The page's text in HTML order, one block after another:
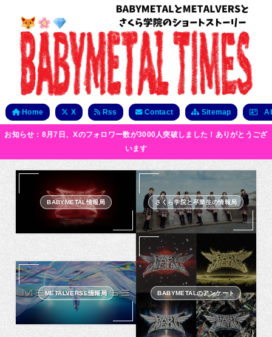
Home X Rss Contact Sitemap
お知らせ：8月7日、Xのフォロワー数が3000人突破しました！ありがとうござ
います
BABYMETAL情報局 さくら学院と卒業生の情報局
METALVERSE情報局 BABYMETALのアンケート